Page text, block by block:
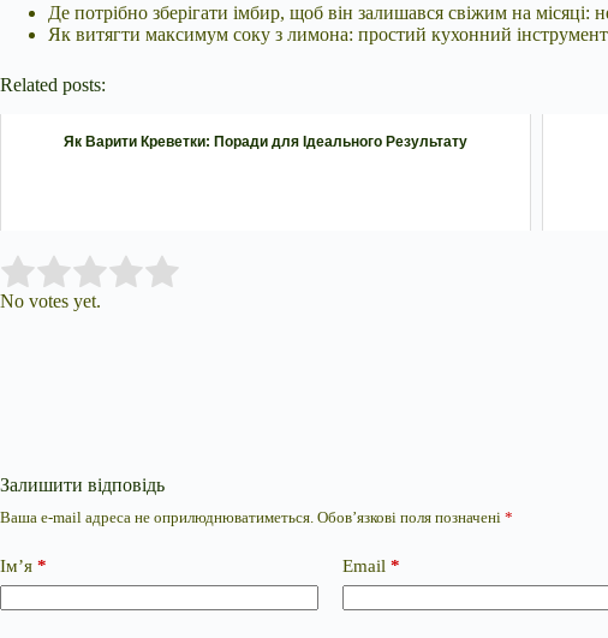
Де потрібно зберігати імбир, щоб він залишався свіжим на місяці:
Як витягти максимум соку з лимона: простий кухонний
Related posts:
Як Варити Креветки: Поради для Ідеального Результату
Rate this item:
No votes yet.
Залишити відповідь
Ваша e-mail адреса не оприлюднюватиметься. Обов’язкові поля позначені *
Ім’я * Email *